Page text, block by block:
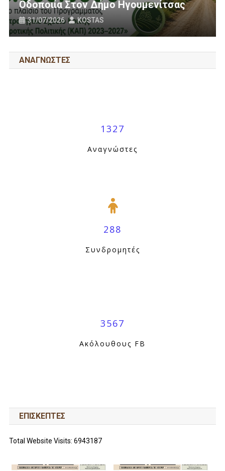
Πανό Μας;
25/07/2026 KOSTAS
ΑΝΑΓΝΩΣΤΕΣ
1327
Αναγνώστες
288
Συνδρομητές
3567
Ακόλουθους FB
ΕΠΙΣΚΕΠΤΕΣ
Total Website Visits: 6943187